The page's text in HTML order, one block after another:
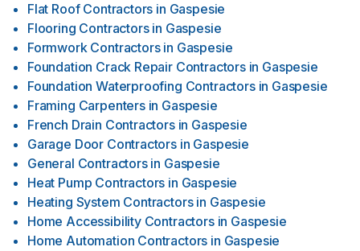
Flat Roof Contractors in Gaspesie
Flooring Contractors in Gaspesie
Formwork Contractors in Gaspesie
Foundation Crack Repair Contractors in Gaspesie
Foundation Waterproofing Contractors in Gaspesie
Framing Carpenters in Gaspesie
French Drain Contractors in Gaspesie
Garage Door Contractors in Gaspesie
General Contractors in Gaspesie
Heat Pump Contractors in Gaspesie
Heating System Contractors in Gaspesie
Home Accessibility Contractors in Gaspesie
Home Automation Contractors in Gaspesie